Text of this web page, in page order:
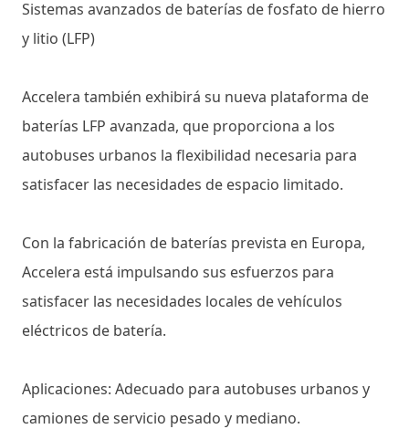
Sistemas avanzados de baterías de fosfato de hierro
y litio (LFP)
Accelera también exhibirá su nueva plataforma de
baterías LFP avanzada, que proporciona a los
autobuses urbanos la flexibilidad necesaria para
satisfacer las necesidades de espacio limitado.
Con la fabricación de baterías prevista en Europa,
Accelera está impulsando sus esfuerzos para
satisfacer las necesidades locales de vehículos
eléctricos de batería.
Aplicaciones: Adecuado para autobuses urbanos y
camiones de servicio pesado y mediano.